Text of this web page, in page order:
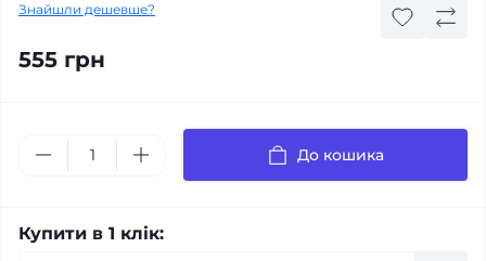
Знайшли дешевше?
555 грн
До кошика
Купити в 1 клік: